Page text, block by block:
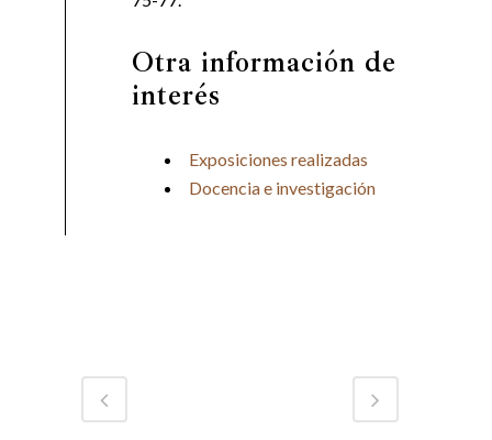
Otra información de
interés
Exposiciones realizadas
Docencia e investigación